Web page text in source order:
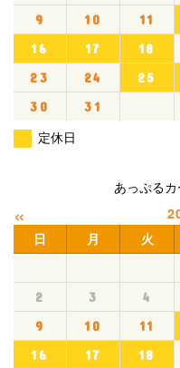
9
10 11
16
17 18
23
24 25
30
31
定休日
あっぷる
«
日 月 火
2
3 4
9
10 11
16
17 18